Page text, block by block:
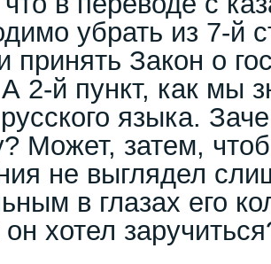
убрать из 7-й
принять Закон о
2-й пункт, как мы
русского языка.
Может, затем,
не выглядел
в глазах его
хотел